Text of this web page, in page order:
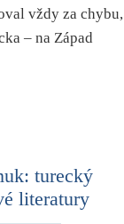
vždy za chybu,
– na Západ
turecký
literatury